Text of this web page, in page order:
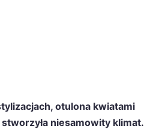
otulona kwiatami
niesamowity klimat.